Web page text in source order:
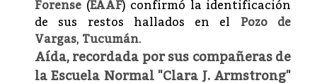
Forense (EAAF) confirmó la identificación
de sus restos hallados en el Pozo de
Vargas,Tucumán.
Aída, recordada por sus compañeras de
la Escuela Normal "Clara J. Armstrong"